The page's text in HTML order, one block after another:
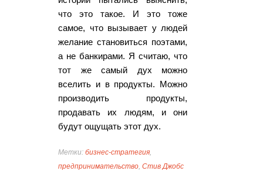
что это такое. И это тоже
самое, что вызывает у людей
желание становиться поэтами,
а не банкирами. Я считаю, что
тот же самый дух можно
вселить и в продукты. Можно
производить продукты,
продавать их людям, и они
будут ощущать этот дух.
Метки: бизнес-стратегия
предпринимательство Стив Джобс